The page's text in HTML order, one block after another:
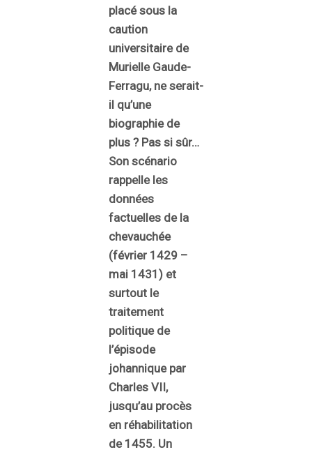
placé sous la
caution
universitaire de
Murielle Gaude-
Ferragu, ne serait-
il qu’une
biographie de
plus ? Pas si sûr…
Son scénario
rappelle les
données
factuelles de la
chevauchée
(février 1429 –
mai 1431) et
surtout le
traitement
politique de
l’épisode
johannique par
Charles VII,
jusqu’au procès
en réhabilitation
de 1455. Un